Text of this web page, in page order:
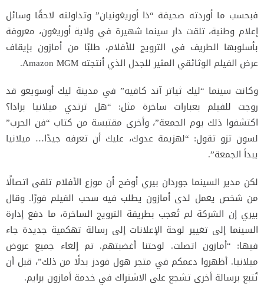
فبحسب ما أوردته صحيفة “ذا أوريغونيان” وتداولته لاحقًا وسائل
إعلام وطنية، تلقت دار سينما شهيرة في ولاية أوريغون، معروفة
بأسلوبها الطريف في الترويج للأفلام، طلبًا من أمازون بإيقاف
عرض الفيلم الوثائقي المثير للجدل الذي أنتجته Amazon MGM.
وكانت سينما “ليك ثياتر آند كافيه” في مدينة ليك أوسويغو قد
روجت للفيلم بعبارات ساخرة مثل: “هل ترتدي ميلانيا برادا؟
اكتشفوا ذلك يوم الجمعة”، وأخرى مقتبسة من كتاب “فن الحرب”
لسون تزو تقول: “لهزيمة عدوك، عليك أن تعرفه جيدًا… ميلانيا
يبدأ الجمعة”.
لكن مدير السينما جوردان بيري أوضح أن موزع الأفلام تلقى اتصالًا
من شخص يعمل لدى أمازون يطلب فيه سحب الفيلم فورًا. وقال
بيري إن الشركة لم تُعجب بطريقة الترويج الساخرة، ما دفع إدارة
السينما إلى تغيير لوحة الإعلانات إلى رسالة تهكمية جديدة جاء
فيها: “أمازون اتصلت. لوحتنا أغضبتهم. تم إلغاء جميع عروض
ميلانيا. أظهروا دعمكم في متجر هول فودز بدلًا من ذلك”، قبل أن
تُتبع برسالة أخرى تشجع على الاشتراك في خدمة أمازون برايم.